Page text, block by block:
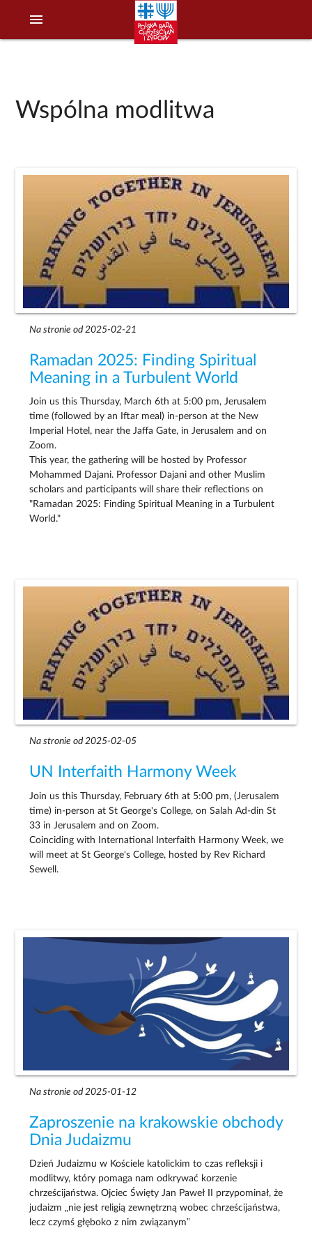
menu
Wspólna modlitwa
Na stronie od 2025-02-21
Ramadan 2025: Finding Spiritual
Meaning in a Turbulent World
Join us this Thursday, March 6th at 5:00 pm, Jerusalem
time (followed by an Iftar meal) in-person at the New
Imperial Hotel, near the Jaffa Gate, in Jerusalem and on
Zoom.
This year, the gathering will be hosted by Professor
Mohammed Dajani. Professor Dajani and other Muslim
scholars and participants will share their reflections on
"Ramadan 2025: Finding Spiritual Meaning in a Turbulent
World."
Na stronie od 2025-02-05
UN Interfaith Harmony Week
Join us this Thursday, February 6th at 5:00 pm, (Jerusalem
time) in-person at St George's College, on Salah Ad-din St
33 in Jerusalem and on Zoom.
Coinciding with International Interfaith Harmony Week, we
will meet at St George's College, hosted by Rev Richard
Sewell.
Na stronie od 2025-01-12
Zaproszenie na krakowskie obchody
Dnia Judaizmu
Dzień Judaizmu w Kościele katolickim to czas refleksji i
modlitwy, który pomaga nam odkrywać korzenie
chrześcijaństwa. Ojciec Święty Jan Paweł II przypominał, że
judaizm „nie jest religią zewnętrzną wobec chrześcijaństwa,
lecz czymś głęboko z nim związanym”